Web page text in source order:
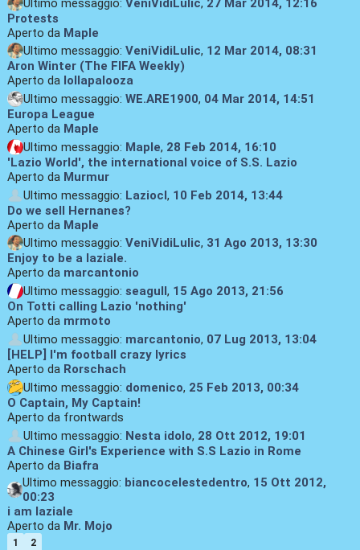
Protests
Aperto da Maple
Ultimo messaggio: VeniVidiLulic, 12 Mar 2014, 08:31
Aron Winter (The FIFA Weekly)
Aperto da lollapalooza
Ultimo messaggio: WE.ARE1900, 04 Mar 2014, 14:51
Europa League
Aperto da Maple
Ultimo messaggio: Maple, 28 Feb 2014, 16:10
'Lazio World', the international voice of S.S. Lazio
Aperto da Murmur
Ultimo messaggio: Laziocl, 10 Feb 2014, 13:44
Do we sell Hernanes?
Aperto da Maple
Ultimo messaggio: VeniVidiLulic, 31 Ago 2013, 13:30
Enjoy to be a laziale.
Aperto da marcantonio
Ultimo messaggio: seagull, 15 Ago 2013, 21:56
On Totti calling Lazio 'nothing'
Aperto da mrmoto
Ultimo messaggio: marcantonio, 07 Lug 2013, 13:04
[HELP] I'm football crazy lyrics
Aperto da Rorschach
Ultimo messaggio: domenico, 25 Feb 2013, 00:34
O Captain, My Captain!
Aperto da frontwards
Ultimo messaggio: Nesta idolo, 28 Ott 2012, 19:01
A Chinese Girl's Experience with S.S Lazio in Rome
Aperto da Biafra
Ultimo messaggio: biancocelestedentro, 15 Ott 2012,
00:23
i am laziale
Aperto da Mr. Mojo
1 2